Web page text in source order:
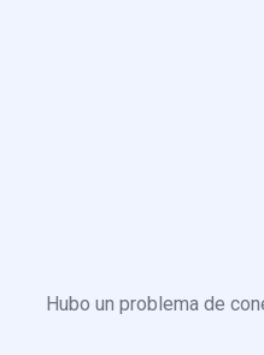
Hubo un problema de